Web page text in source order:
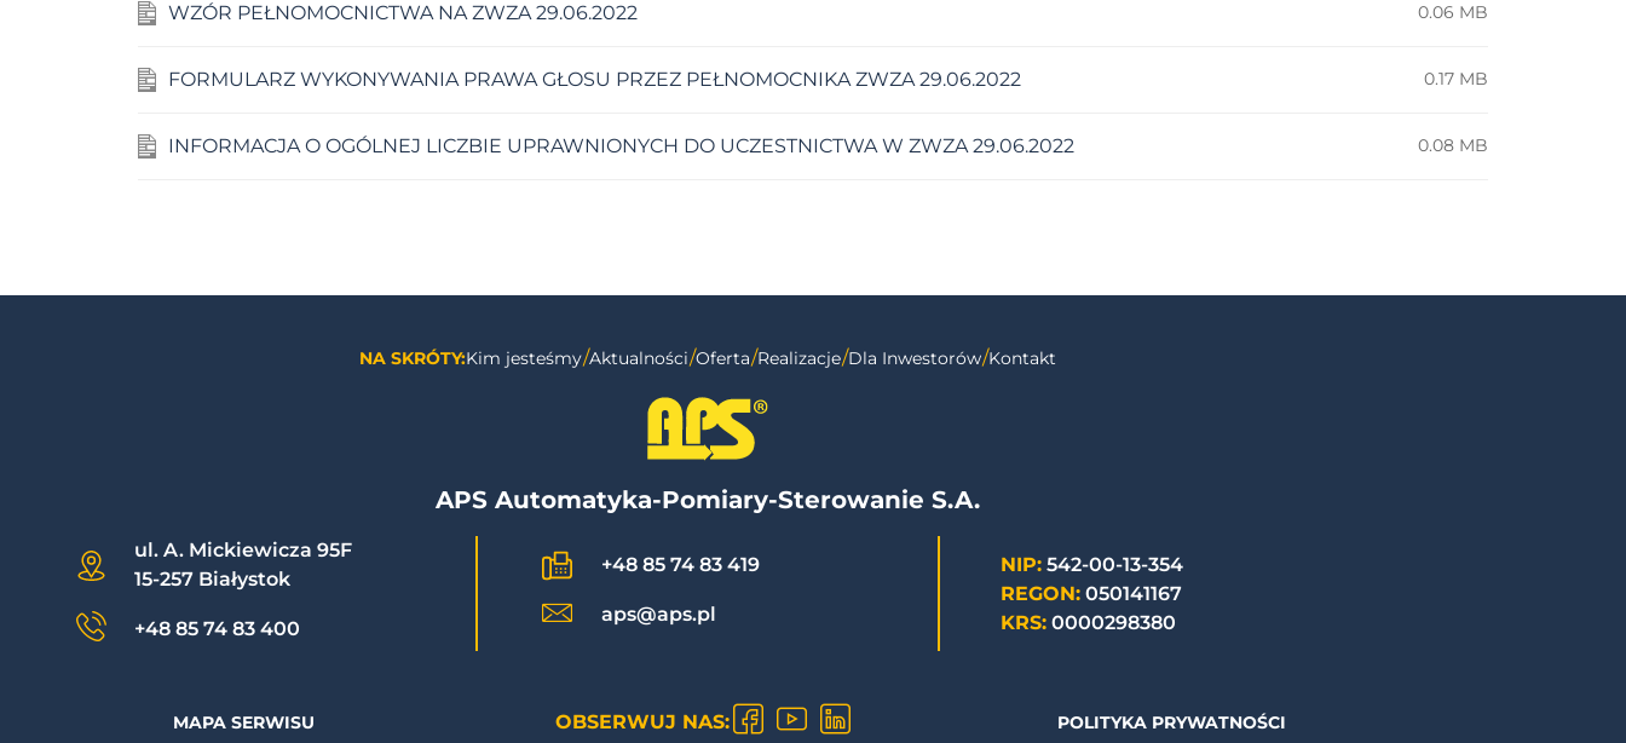
WZÓR PEŁNOMOCNICTWA NA ZWZA 29.06.2022 0.06 MB
FORMULARZ WYKONYWANIA PRAWA GŁOSU PRZEZ PEŁNOMOCNIKA ZWZA 29.06.2022 0.17 MB
INFORMACJA O OGÓLNEJ LICZBIE UPRAWNIONYCH DO UCZESTNICTWA W ZWZA 29.06.2022 0.08 MB
NA SKRÓTY:Kim jesteśmy Aktualności Oferta Realizacje Dla Inwestorów Kontakt
APS Automatyka-Pomiary-Sterowanie S.A.
ul. A. Mickiewicza 95F
15-257 Białystok
+48 85 74 83 400
+48 85 74 83 419
aps@aps.pl
NIP:542-00-13-354
REGON:050141167
KRS:0000298380
MAPA SERWISU OBSERWUJ NAS: POLITYKA PRYWATNOŚCI